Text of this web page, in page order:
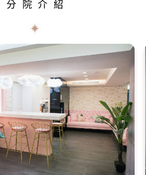
分院介紹